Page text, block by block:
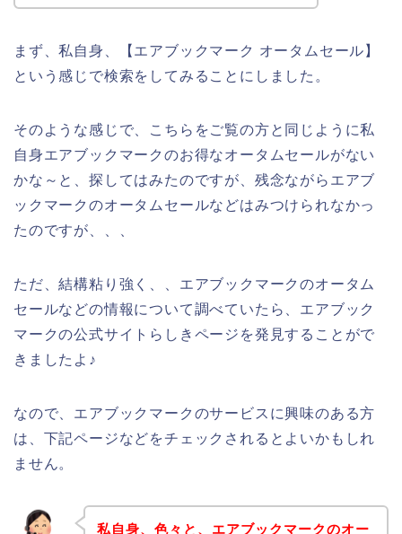
まず、私自身、【エアブックマーク オータムセール】
という感じで検索をしてみることにしました。
そのような感じで、こちらをご覧の方と同じように私
自身エアブックマークのお得なオータムセールがない
かな～と、探してはみたのですが、残念ながらエアブ
ックマークのオータムセールなどはみつけられなかっ
たのですが、、、
ただ、結構粘り強く、、エアブックマークのオータム
セールなどの情報について調べていたら、エアブック
マークの公式サイトらしきページを発見することがで
きましたよ♪
なので、エアブックマークのサービスに興味のある方
は、下記ページなどをチェックされるとよいかもしれ
ません。
私自身、色々と、エアブックマークのオー